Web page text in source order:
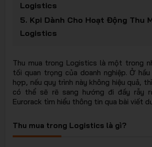
- Giải
Logistics
5. Kpi Dành Cho Hoạt Động Thu
Logistics
Thu mua trong Logistics là một trong
tối quan trọng của doanh nghiệp. Ở
hợp, nếu quy trình này không hiệu quả,
có thể sẽ rẽ sang hướng đi đầy rẫy
Eurorack tìm hiểu thông tin qua bài viết
Thu mua trong Logistics là gì?